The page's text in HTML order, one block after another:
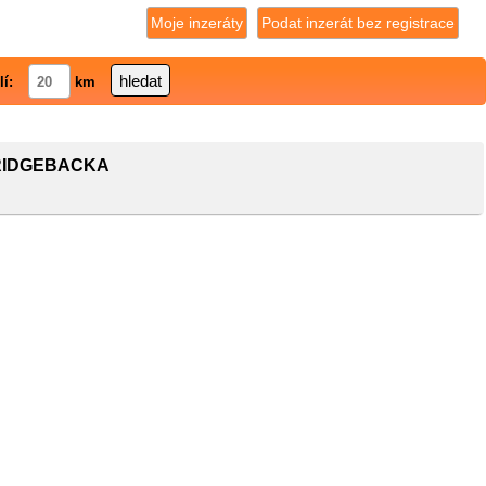
Podat inzerát bez registrace
Moje inzeráty
km